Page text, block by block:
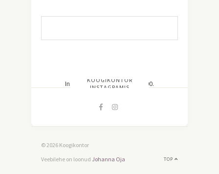
KOOGIKONTOR
INSTAGRAMIS
Instagram did not return a 200.
© 2026 Koogikontor
TOP
Veebilehe on loonud Johanna Oja